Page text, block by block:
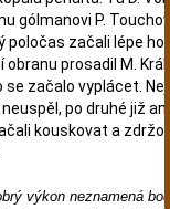
gólmanovi P.
poločas začali lépe
prosadil M.
začalo vyplácet.
po druhé již
kouskovat a
výkon neznamená